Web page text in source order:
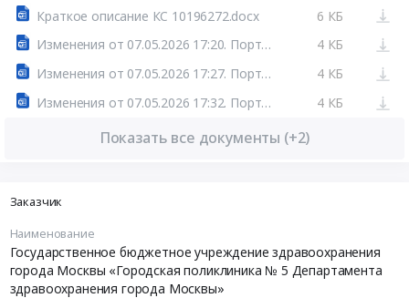
Краткое описание КС 10196272.docx
6 КБ
Изменения от 07.05.2026 17:20. Портал поставщиков
4 КБ
Изменения от 07.05.2026 17:27. Портал поставщиков
4 КБ
Изменения от 07.05.2026 17:32. Портал поставщиков
4 КБ
Показать все документы (+2)
Заказчик
Наименование
Государственное бюджетное учреждение здравоохранения
города Москвы «Городская поликлиника № 5 Департамента
здравоохранения города Москвы»